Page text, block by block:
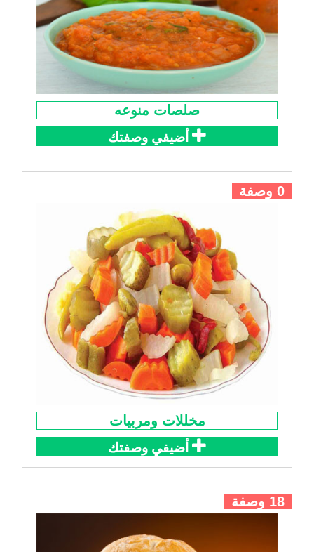
صلصات منوعه
أضيفي وصفتك
0 وصفة
مخللات ومربيات
أضيفي وصفتك
18 وصفة